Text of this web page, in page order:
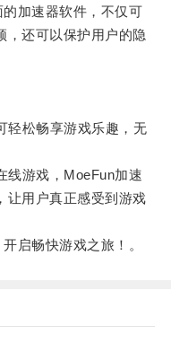
加速器软件，不仅可
，还可以保护用户的隐
松畅享游戏乐趣，无
游戏，MoeFun加速
让用户真正感受到游戏
畅快游戏之旅！。